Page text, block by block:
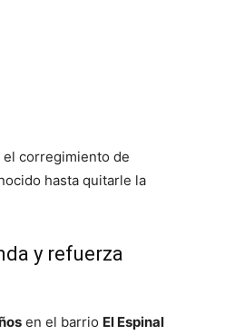
el corregimiento de
hasta quitarle la
y refuerza
en el barrio El Espinal